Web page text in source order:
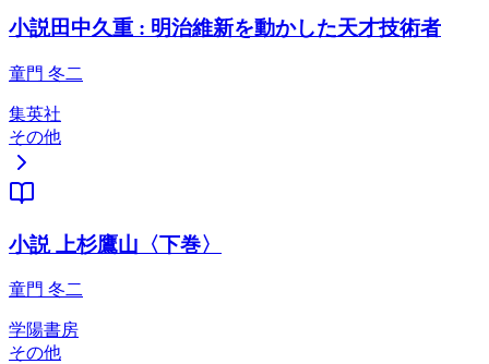
小説田中久重 : 明治維新を動かした天才技術者
童門 冬二
集英社
その他
小説 上杉鷹山〈下巻〉
童門 冬二
学陽書房
その他